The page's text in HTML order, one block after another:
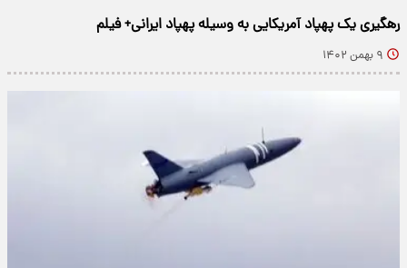
رهگیری یک پهپاد آمریکایی به وسیله پهپاد ایرانی+ فیلم
۹ بهمن ۱۴۰۲